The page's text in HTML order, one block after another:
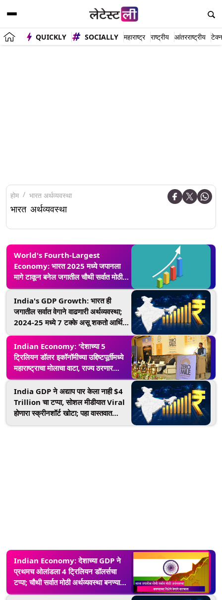
QUICKLY SOCIALLY महाराष्ट्र राष्ट्रीय आंतरराष्ट्रीय
होम भारत अर्थव्यवस्था
भारत अर्थव्यवस्था
World's Fourth-Largest
Economy: भारत 2025 मध्ये जपानला
मागे टाकून बनेल जगातील चौथी सर्वात मोठी
अर्थव्यवस्था- IMF
India's GDP Growth: भारत ही
जगातील सर्वात वेगाने वाढणारी अर्थव्यवस्था;
2024-25 मध्ये 7 टक्के असू शकतो आर्थिक
विकास दर- IMF
Indian Economy: 'देशाच्या 5
ट्रिलियन डॉलर इकॉनॉमीच्या उद्दिष्टपूर्तीमध्ये
महाराष्ट्राचा मोलाचा वाटा, राज्य ठरणार
आर्थिक सामर्थ्याचे प्रवेशद्वार'- उपमुख्यमंत्री
Devendra Fadnavis
India GDP ने अद्याप पार केला नाही $4
Trillion चा टप्पा, सोशल मीडीयात Viral
होणारा स्क्रीनशॉर्ट खोटा; पहा वास्तवात
Indian Economy: देशाच्या GDP ने
प्रथमच ओलांडला 4 ट्रिलियन डॉलर्सचा
टप्पा; चौथी सर्वात मोठी अर्थव्यवस्था बनण्याच्या
दिशेने वेगाने वाटचाल